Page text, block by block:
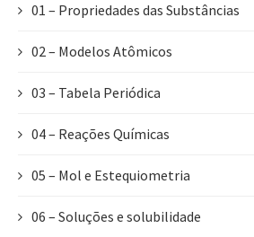
01 – Propriedades das Substâncias
02 – Modelos Atômicos
03 – Tabela Periódica
04 – Reações Químicas
05 – Mol e Estequiometria
06 – Soluções e solubilidade